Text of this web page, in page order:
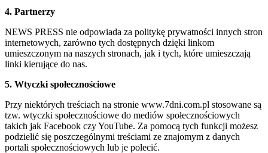
4. Partnerzy
NEWS PRESS nie odpowiada za politykę prywatności innych stron
internetowych, zarówno tych dostępnych dzięki linkom
umieszczonym na naszych stronach, jak i tych, które umieszczają
linki kierujące do nas.
5. Wtyczki społecznościowe
Przy niektórych treściach na stronie www.7dni.com.pl stosowane są
tzw. wtyczki społecznościowe do mediów społecznościowych
takich jak Facebook czy YouTube. Za pomocą tych funkcji możesz
podzielić się poszczególnymi treściami ze znajomym z danych
portali społecznościowych lub je polecić.